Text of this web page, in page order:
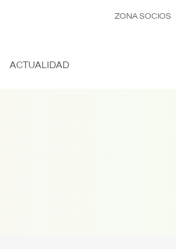
ZONA SOCIOS
ACTUALIDAD